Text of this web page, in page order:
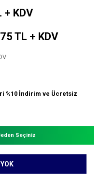
KDV
TL + KDV
%10 İndirim ve Ücretsiz
Seçiniz